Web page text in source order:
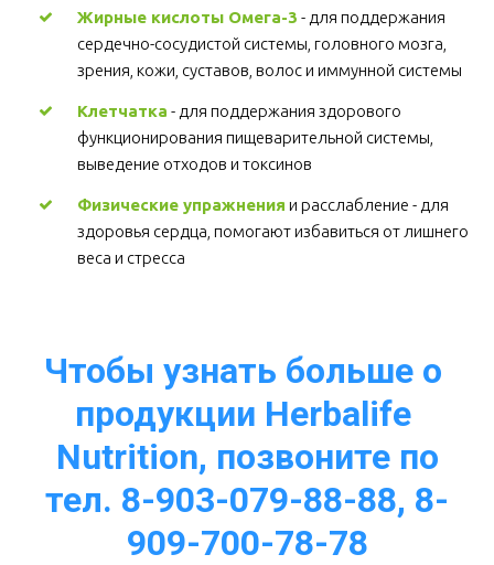
Жирные кислоты Омега-3 - для поддержания
сердечно-сосудистой системы, головного мозга,
зрения, кожи, суставов, волос и иммунной системы
Клетчатка - для поддержания здорового
функционирования пищеварительной системы,
выведение отходов и токсинов
Физические упражнения и расслабление - для
здоровья сердца, помогают избавиться от лишнего
веса и стресса
Чтобы узнать больше о
продукции Herbalife
Nutrition, позвоните по
тел. 8-903-079-88-88, 8-
909-700-78-78